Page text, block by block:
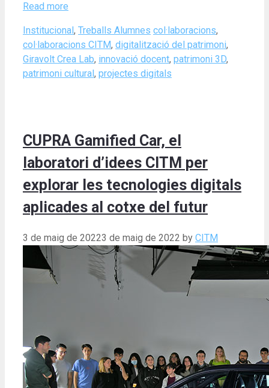
Read more
Categories
Institucional , Treballs Alumnes Tags
col·laboracions,
col·laboracions CITM, digitalització del patrimoni,
Giravolt Crea Lab, innovació docent, patrimoni 3D,
patrimoni cultural , projectes digitals
CUPRA Gamified Car, el
laboratori d’idees CITM per
explorar les tecnologies digitals
aplicades al cotxe del futur
3 de maig de 20223 de maig de 2022 by CITM